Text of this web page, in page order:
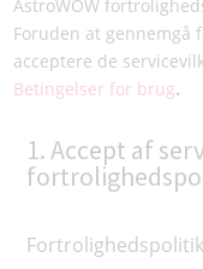
AstroWOW
Foruden at
acceptere de
Betingelser for brug.
1. Accept af